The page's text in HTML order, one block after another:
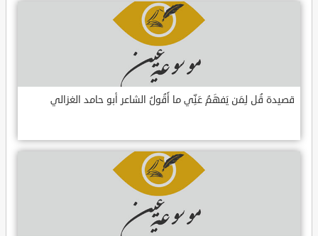
قصيدة قُل لِمَن يَفهَمُ عَنِّي ما أَقُولُ الشاعر أبو حامد الغزالي